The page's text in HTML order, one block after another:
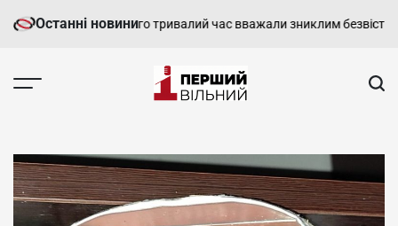
до
Останні новини
з воїном, якого тривалий час вважали зниклим безвістиУ
-
харківський,
новини
Харкова